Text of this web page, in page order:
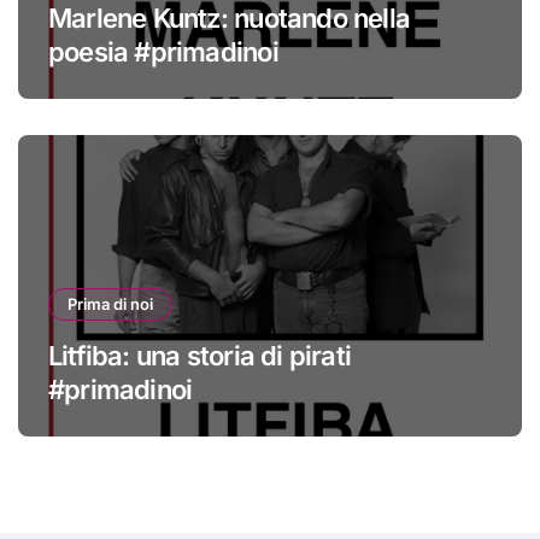
Marlene Kuntz: nuotando nella
poesia #primadinoi
Prima di noi
Litfiba: una storia di pirati
#primadinoi